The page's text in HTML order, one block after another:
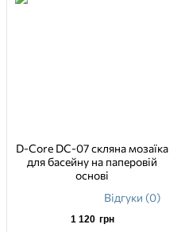
D-Core DC-07 скляна мозаїка
для басейну на паперовій
основі
Відгуки (0)
1 120 грн